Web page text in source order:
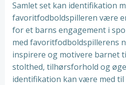
Samlet set kan identifikation
favoritfodboldspilleren være
for et barns engagement i
med favoritfodboldspillerens
inspirere og motivere barnet
stolthed, tilhørsforhold og
identifikation kan være med til